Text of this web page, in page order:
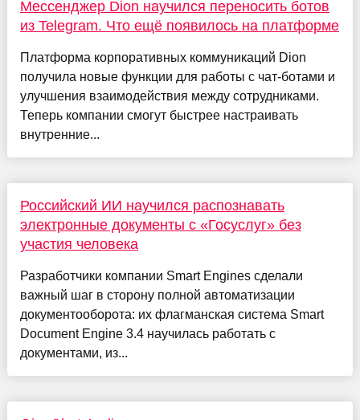
Мессенджер Dion научился переносить ботов
из Telegram. Что ещё появилось на платформе
Платформа корпоративных коммуникаций Dion
получила новые функции для работы с чат-ботами и
улучшения взаимодействия между сотрудниками.
Теперь компании смогут быстрее настраивать
внутренние...
Российский ИИ научился распознавать
электронные документы с «Госуслуг» без
участия человека
Разработчики компании Smart Engines сделали
важный шаг в сторону полной автоматизации
документооборота: их флагманская система Smart
Document Engine 3.4 научилась работать с
документами, из...